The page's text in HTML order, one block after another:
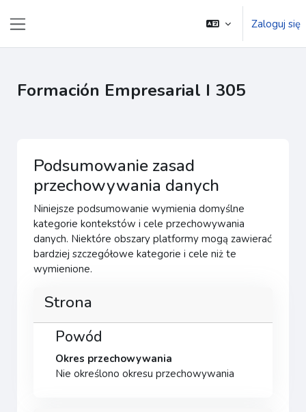
Zaloguj się
Formación Empresarial I 305
Podsumowanie zasad
przechowywania danych
Niniejsze podsumowanie wymienia domyślne
kategorie kontekstów i cele przechowywania
danych. Niektóre obszary platformy mogą zawierać
bardziej szczegółowe kategorie i cele niż te
wymienione.
Strona
Powód
Okres przechowywania
Nie określono okresu przechowywania